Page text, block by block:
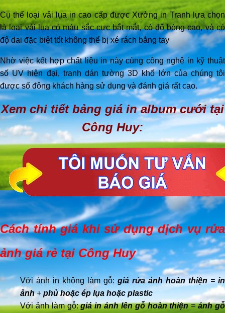
Cụ thể loại vải lụa in cao cấp được Xưởng in Tranh lựa chọn
là loại vải lụa có màu sắc cực bắt mắt, có độ bóng cao, và có
độ dai đặc biệt tốt không thể bị xé rách bằng tay
Nhờ việc kết hợp chất liệu in này cùng công nghệ in kỹ thuật
số UV hiện đại, tranh dán tường 3D khổ lớn của chúng tôi
được số đông khách hàng sử dụng và đánh giá rất cao.
Xem chi tiết bảng giá in album cưới tại
Công Huy:
Cách tính giá khi sử dụng dịch vụ rửa
ảnh giá rẻ tại Công Huy
Với ảnh in không làm gỗ: giá rửa ảnh hoàn thiện = in
ảnh+phủ hoặc ép lụa hoặc plastic
Với ảnh làm gỗ:giá in ảnh lên gỗ hoàn thiện=ảnh gỗ